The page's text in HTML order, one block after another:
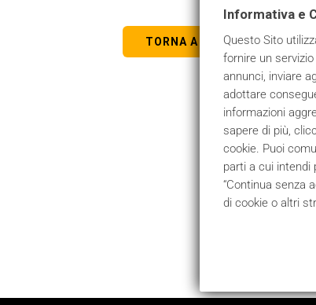
TORNA A SUPPORTO
Informativa e
Questo Sito
fornire un
annunci, inviare
adottare
informazioni
sapere di più,
cookie. Puoi
parti a cui intendi
“Continua senza
di cookie o altri